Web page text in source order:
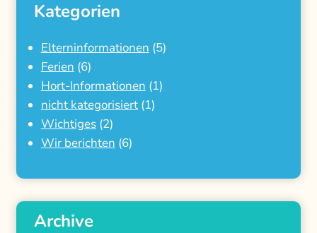
Kategorien
Elterninformationen (5)
Ferien (6)
Hort-Informationen (1)
nicht kategorisiert(1)
Wichtiges(2)
Wir berichten (6)
Archive